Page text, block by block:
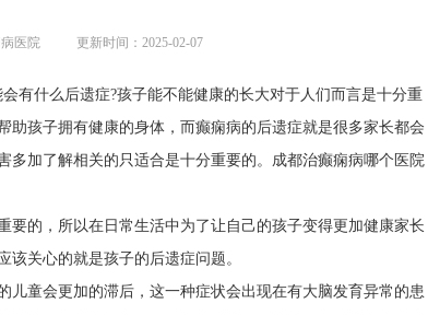
医院 更新时间：2025-02-07
有什么后遗症?孩子能不能健康的长大对于人们而言是十分重
助孩子拥有健康的身体，而癫痫病的后遗症就是很多家长都会
多加了解相关的只适合是十分重要的。成都治癫痫病哪个医院
要的，所以在日常生活中为了让自己的孩子变得更加健康家长
关心的就是孩子的后遗症问题。
儿童会更加的滞后，这一种症状会出现在有大脑发育异常的患